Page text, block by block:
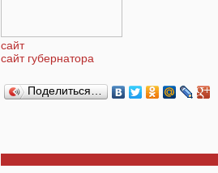
сайт
сайт губернатора
Поделиться…